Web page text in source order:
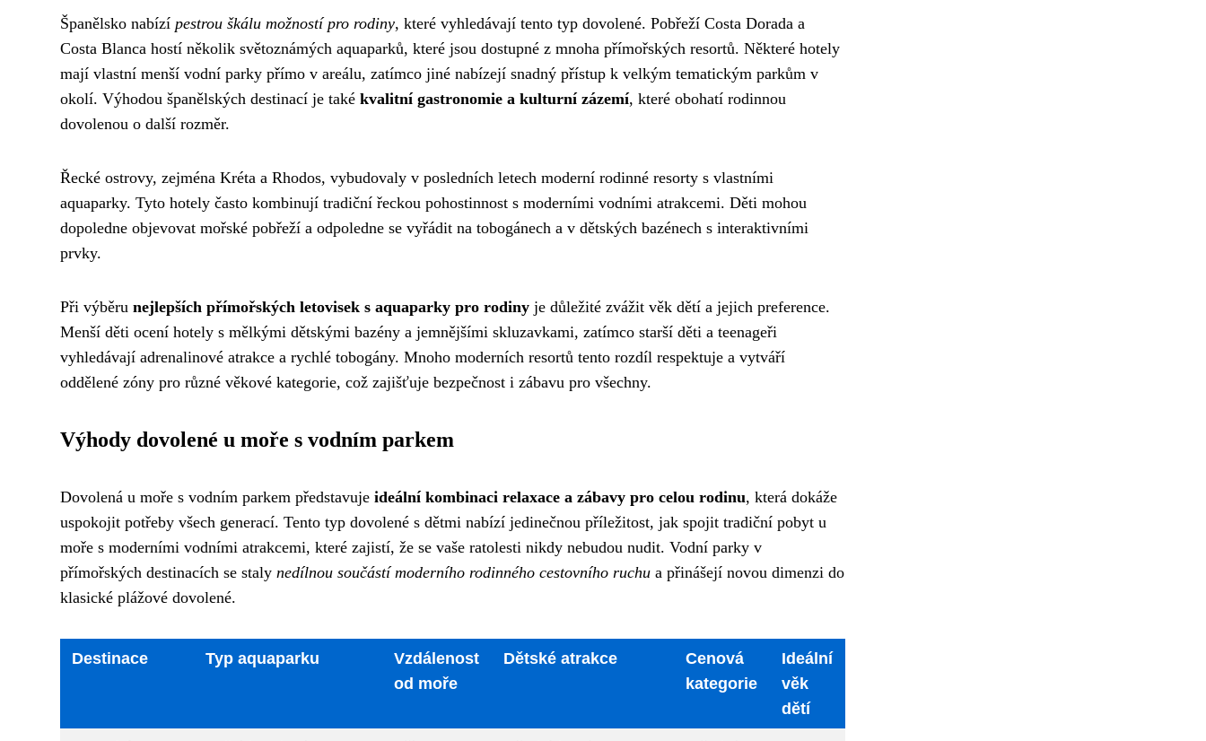
Španělsko nabízí pestrou škálu možností pro rodiny, které vyhledávají tento typ dovolené. Pobřeží Costa Dorada a
Costa Blanca hostí několik světoznámých aquaparků, které jsou dostupné z mnoha přímořských resortů. Některé hotely
mají vlastní menší vodní parky přímo v areálu, zatímco jiné nabízejí snadný přístup k velkým tematickým parkům v
okolí. Výhodou španělských destinací je také kvalitní gastronomie a kulturní zázemí, které obohatí rodinnou
dovolenou o další rozměr.
Řecké ostrovy, zejména Kréta a Rhodos, vybudovaly v posledních letech moderní rodinné resorty s vlastními
aquaparky. Tyto hotely často kombinují tradiční řeckou pohostinnost s moderními vodními atrakcemi. Děti mohou
dopoledne objevovat mořské pobřeží a odpoledne se vyřádit na tobogánech a v dětských bazénech s interaktivními
prvky.
Při výběru nejlepších přímořských letovisek s aquaparky pro rodiny je důležité zvážit věk dětí a jejich preference.
Menší děti ocení hotely s mělkými dětskými bazény a jemnějšími skluzavkami, zatímco starší děti a teenageři
vyhledávají adrenalinové atrakce a rychlé tobogány. Mnoho moderních resortů tento rozdíl respektuje a vytváří
oddělené zóny pro různé věkové kategorie, což zajišťuje bezpečnost i zábavu pro všechny.
Výhody dovolené u moře s vodním parkem
Dovolená u moře s vodním parkem představuje ideální kombinaci relaxace a zábavy pro celou rodinu, která dokáže
uspokojit potřeby všech generací. Tento typ dovolené s dětmi nabízí jedinečnou příležitost, jak spojit tradiční pobyt u
moře s moderními vodními atrakcemi, které zajistí, že se vaše ratolesti nikdy nebudou nudit. Vodní parky v
přímořských destinacích se staly nedílnou součástí moderního rodinného cestovního ruchu a přinášejí novou dimenzi do
klasické plážové dovolené.
Destinace Typ aquaparku
Vzdálenost
od moře
Dětské atrakce
Cenová
kategorie
Ideální
věk
dětí